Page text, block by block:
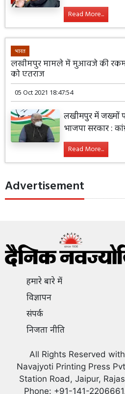
Read More...
भारत
लखीमपुर मामले में मुआवजे की रकम
को एतराज
05 Oct 2021 18:47:54
लखीमपुर में जख्मों
भाजपा सरकार :
Read More...
Advertisement
हमारे बारे में
विज्ञापन
संपर्क
निजता नीति
All Rights Reserved
Navajyoti Printing Press
Station Road, Jaipur,
Phone: +91-141-